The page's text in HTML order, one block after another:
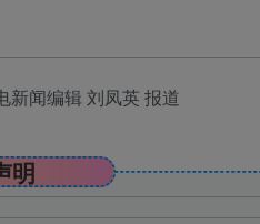
新闻编辑 刘凤英 报道
明